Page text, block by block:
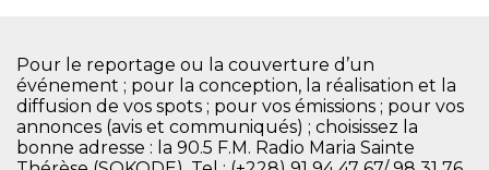
Pour le reportage ou la couverture d’un
événement ; pour la conception, la réalisation et la
diffusion de vos spots ; pour vos émissions ; pour vos
annonces (avis et communiqués) ; choisissez la
bonne adresse : la 90.5 F.M. Radio Maria Sainte